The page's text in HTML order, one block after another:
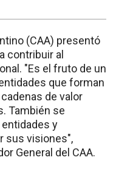
(CAA) presentó
contribuir al
"Es el fruto de un
que forman
de valor
También se
y
sus visiones",
General del CAA.